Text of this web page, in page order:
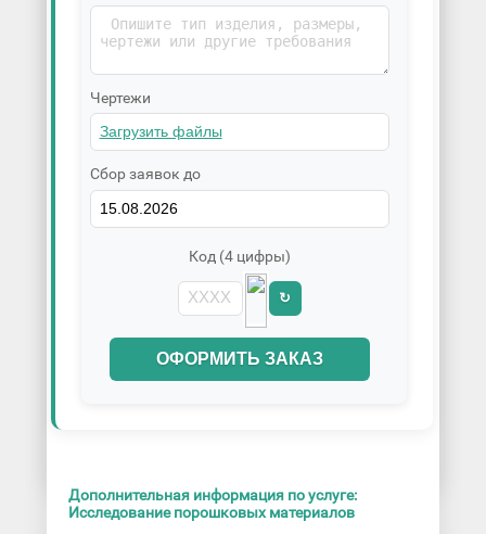
Чертежи
Сбор заявок до
Код (4 цифры)
↻
ОФОРМИТЬ ЗАКАЗ
Дополнительная информация по услуге:
Исследование порошковых материалов